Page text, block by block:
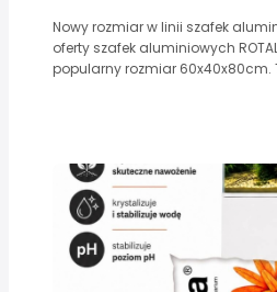
Nowy rozmiar w linii szafek
oferty szafek aluminiowych
popularny rozmiar 60x40x80cm.